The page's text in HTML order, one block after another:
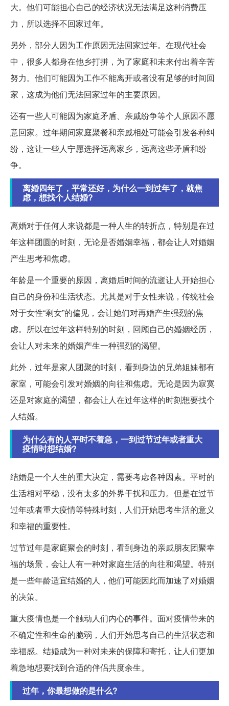
大。他们可能担心自己的经济状况无法满足这种消费压
力，所以选择不回家过年。
另外，部分人因为工作原因无法回家过年。在现代社会
中，很多人都身在他乡打拼，为了家庭和未来付出着辛苦
努力。他们可能因为工作不能离开或者没有足够的时间回
家，这成为他们无法回家过年的主要原因。
还有一些人可能因为家庭矛盾、亲戚纷争等个人原因不愿
意回家。过年期间家庭聚餐和亲戚相处可能会引发各种纠
纷，这让一些人宁愿选择远离家乡，远离这些矛盾和纷
争。
离婚四年了，平常还好，为什么一到过年了，就焦
虑，想找个人结婚?
离婚对于任何人来说都是一种人生的转折点，特别是在过
年这样团圆的时刻，无论是否婚姻幸福，都会让人对婚姻
产生思考和焦虑。
年龄是一个重要的原因，离婚后时间的流逝让人开始担心
自己的身份和生活状态。尤其是对于女性来说，传统社会
对于女性“剩女”的偏见，会让她们对再婚产生强烈的焦
虑。所以在过年这样特别的时刻，回顾自己的婚姻经历，
会让人对未来的婚姻产生一种强烈的渴望。
此外，过年是家人团聚的时刻，看到身边的兄弟姐妹都有
家室，可能会引发对婚姻的向往和焦虑。无论是因为寂寞
还是对家庭的渴望，都会让人在过年这样的时刻想要找个
人结婚。
为什么有的人平时不着急，一到过节过年或者重大
疫情时想结婚?
结婚是一个人生的重大决定，需要考虑各种因素。平时的
生活相对平稳，没有太多的外界干扰和压力。但是在过节
过年或者重大疫情等特殊时刻，人们开始思考生活的意义
和幸福的重要性。
过节过年是家庭聚会的时刻，看到身边的亲戚朋友团聚幸
福的场景，会让人有一种对家庭生活的向往和渴望。特别
是一些年龄适宜结婚的人，他们可能因此而加速了对婚姻
的决策。
重大疫情也是一个触动人们内心的事件。面对疫情带来的
不确定性和生命的脆弱，人们开始思考自己的生活状态和
幸福感。结婚成为一种对未来的保障和寄托，让人们更加
着急地想要找到合适的伴侣共度余生。
过年，你最想做的是什么?